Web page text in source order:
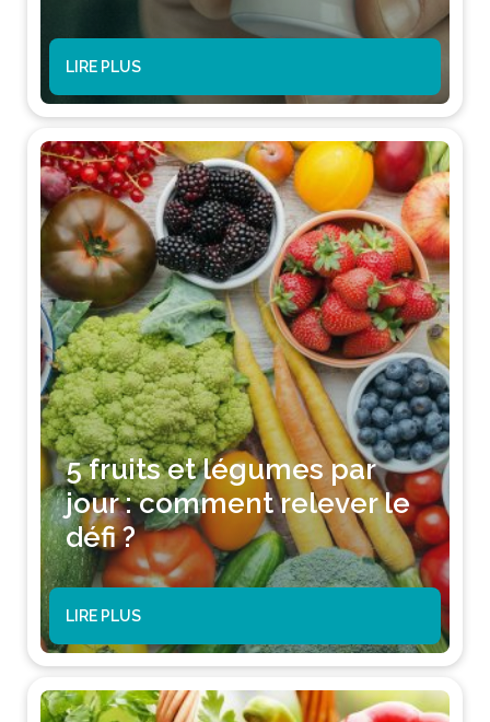
LIRE PLUS
5 fruits et légumes par
jour : comment relever le
défi ?
LIRE PLUS